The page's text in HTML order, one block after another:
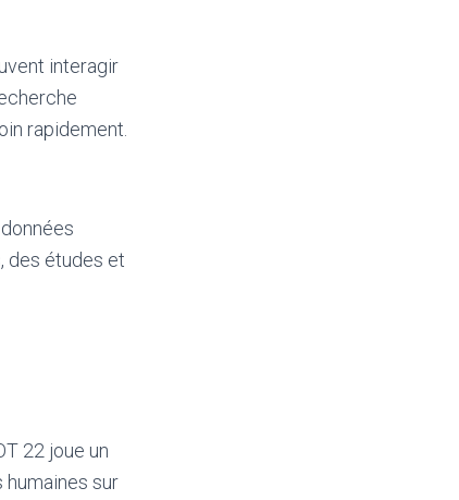
interagir
rapidement.
des études et
22 joue un
humaines sur